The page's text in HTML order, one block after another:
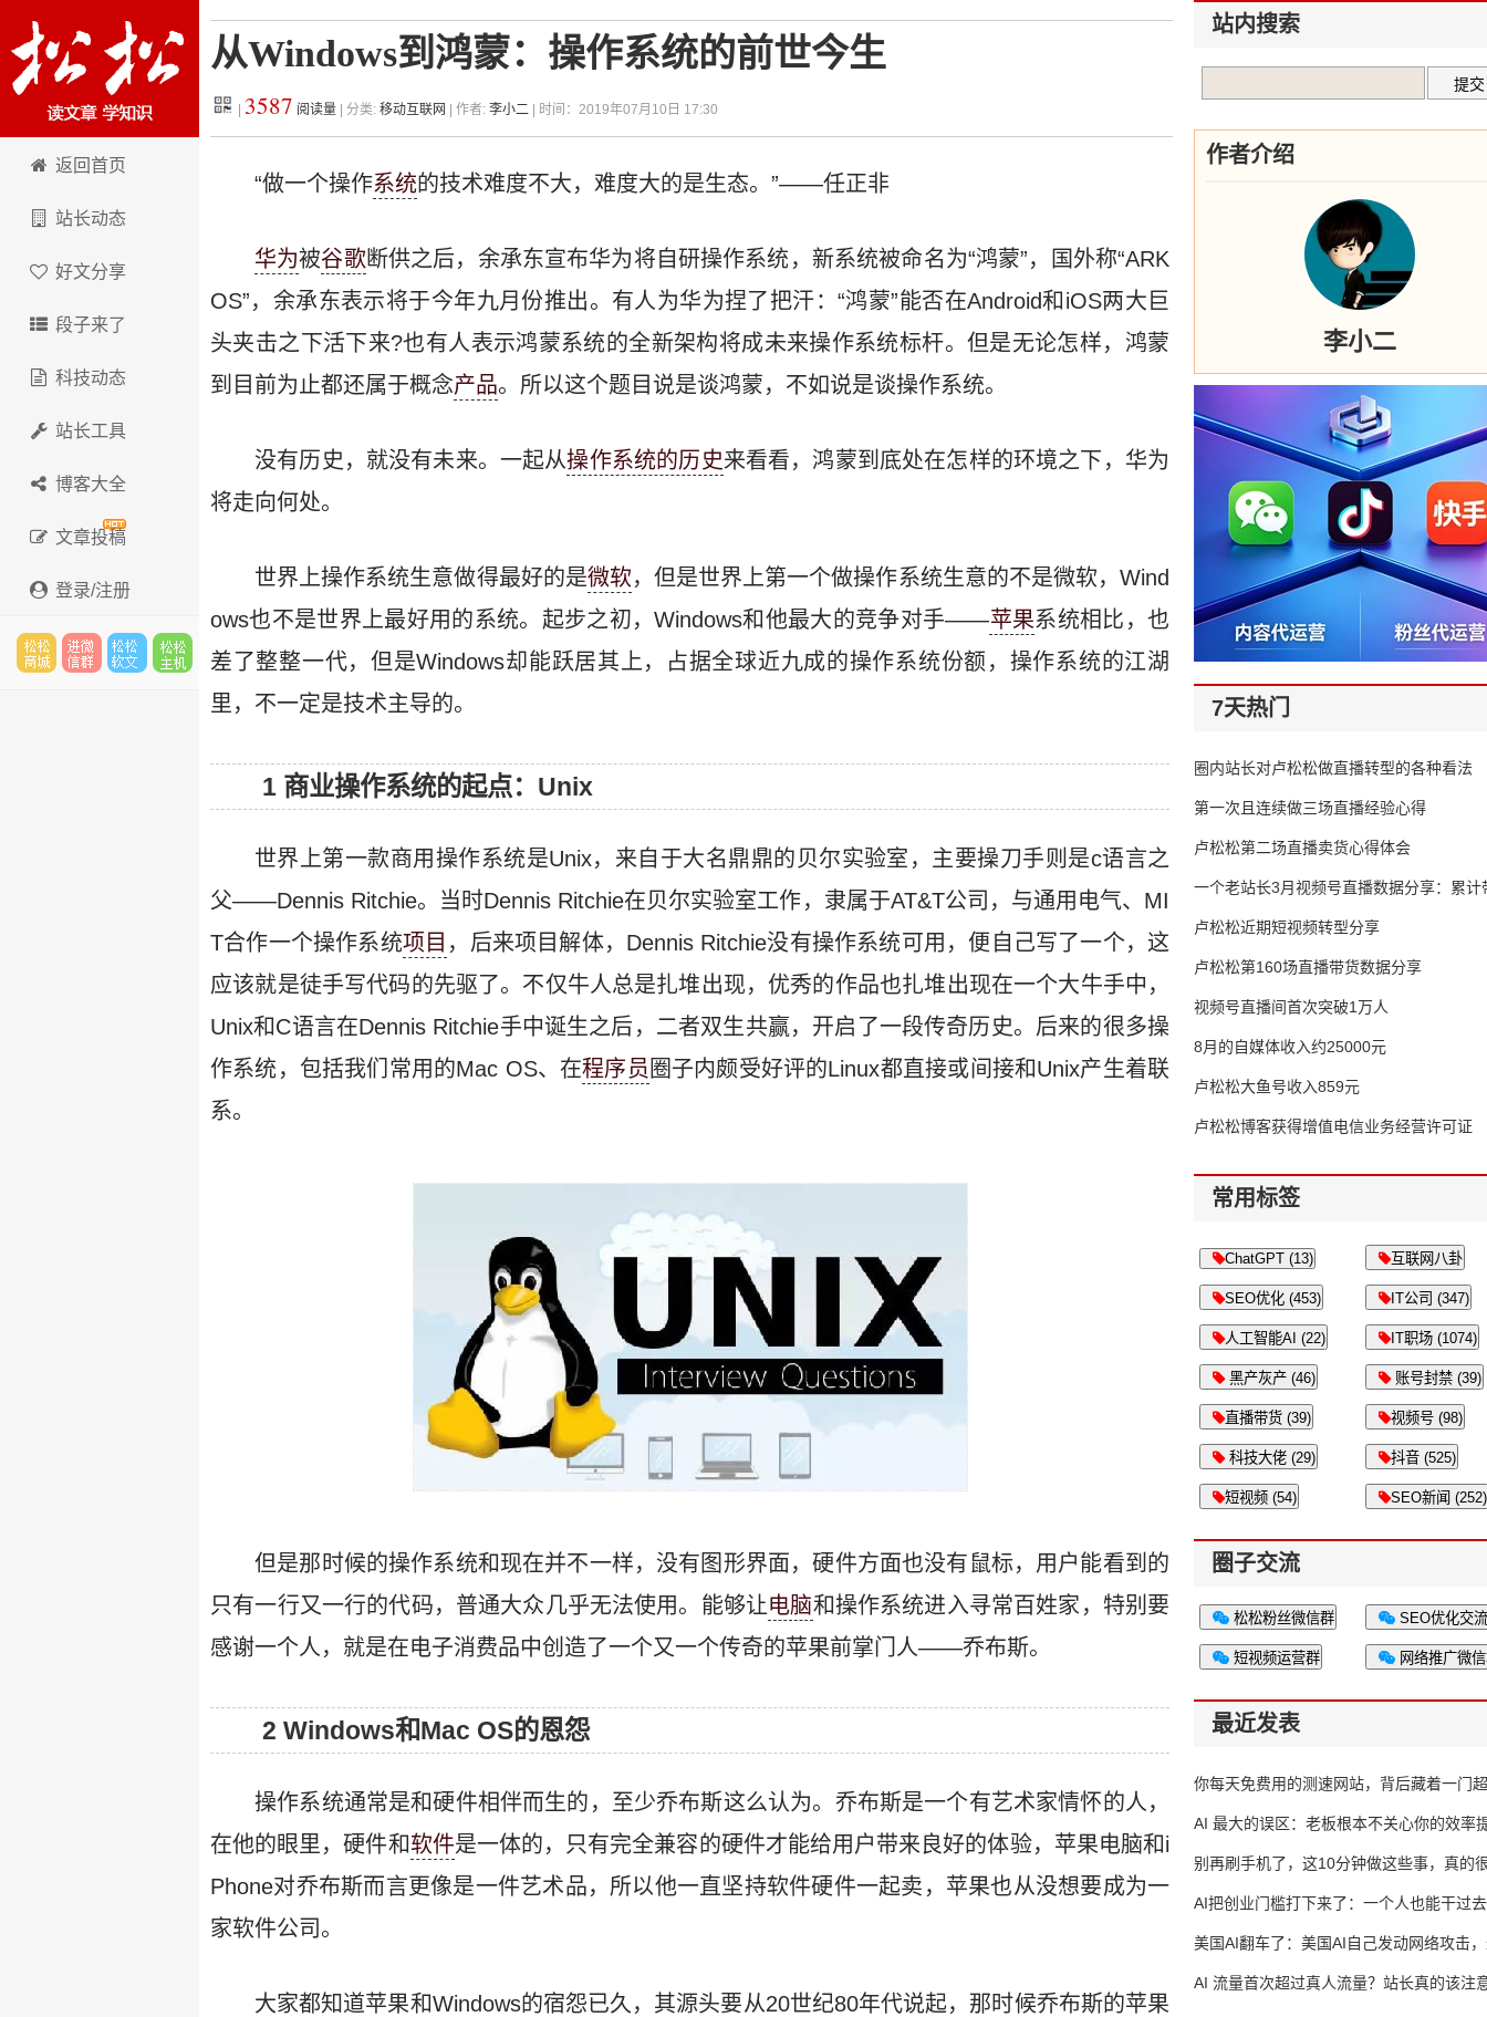
松松科技
返回首页
站长动态
好文分享
段子来了
科技动态
站长工具
博客大全
文章投稿
登录/注册
从Windows到鸿蒙：操作系统的前世今生
3587 阅读量 | 分类: 移动互联网 | 作者: 李小二 | 时间：2019年07月10日 17:30
“做一个操作系统的技术难度不大，难度大的是生态。”——任正非
华为被谷歌断供之后，余承东宣布华为将自研操作系统，新系统被命名为“鸿蒙”，国外称“ARK
OS”，余承东表示将于今年九月份推出。有人为华为捏了把汗：“鸿蒙”能否在Android和iOS两大巨
头夹击之下活下来?也有人表示鸿蒙系统的全新架构将成未来操作系统标杆。但是无论怎样，鸿蒙
到目前为止都还属于概念产品。所以这个题目说是谈鸿蒙，不如说是谈操作系统。
没有历史，就没有未来。一起从操作系统的历史来看看，鸿蒙到底处在怎样的环境之下，华为
将走向何处。
世界上操作系统生意做得最好的是微软，但是世界上第一个做操作系统生意的不是微软，Wind
ows也不是世界上最好用的系统。起步之初，Windows和他最大的竞争对手——苹果系统相比，也
差了整整一代，但是Windows却能跃居其上，占据全球近九成的操作系统份额，操作系统的江湖
里，不一定是技术主导的。
1 商业操作系统的起点：Unix
世界上第一款商用操作系统是Unix，来自于大名鼎鼎的贝尔实验室，主要操刀手则是c语言之
父——Dennis Ritchie。当时Dennis Ritchie在贝尔实验室工作，隶属于AT&T公司，与通用电气、MI
T合作一个操作系统项目 ，后来项目解体，Dennis Ritchie没有操作系统可用，便自己写了一个，这
应该就是徒手写代码的先驱了。不仅牛人总是扎堆出现，优秀的作品也扎堆出现在一个大牛手中，
Unix和C语言在Dennis Ritchie手中诞生之后，二者双生共赢，开启了一段传奇历史。后来的很多操
作系统，包括我们常用的Mac OS、在程序员 圈子内颇受好评的Linux都直接或间接和Unix产生着联
系。
但是那时候的操作系统和现在并不一样，没有图形界面，硬件方面也没有鼠标，用户能看到的
只有一行又一行的代码，普通大众几乎无法使用。能够让电脑和操作系统进入寻常百姓家，特别要
感谢一个人，就是在电子消费品中创造了一个又一个传奇的苹果前掌门人——乔布斯。
2 Windows和Mac OS的恩怨
操作系统通常是和硬件相伴而生的，至少乔布斯这么认为。乔布斯是一个有艺术家情怀的人，
在他的眼里，硬件和软件是一体的，只有完全兼容的硬件才能给用户带来良好的体验，苹果电脑和i
Phone对乔布斯而言更像是一件艺术品，所以他一直坚持软件硬件一起卖，苹果也从没想要成为一
家软件公司。
大家都知道苹果和Windows的宿怨已久，其源头要从20世纪80年代说起，那时候乔布斯的苹果
站内搜索
作者介绍
李小二
7天热门
圈内站长对卢松松做直播转型的各种看法
第一次且连续做三场直播经验心得
卢松松第二场直播卖货心得体会
一个老站长3月视频号直播数据分享：累计
65万
卢松松近期短视频转型分享
卢松松第160场直播带货数据分享
视频号直播间首次突破1万人
8月的自媒体收入约25000元
卢松松大鱼号收入859元
卢松松博客获得增值电信业务经营许可证
常用标签
ChatGPT (13) 互联网八卦
SEO优化 (453) IT公司 (347)
人工智能AI (22) IT职场 (1074)
黑产灰产 (46) 账号封禁 (39)
直播带货 (39) 视频号 (98)
科技大佬 (29) 抖音 (525)
短视频 (54) SEO新闻 (252)
圈子交流
松松粉丝微信群 SEO优化交
短视频运营群 网络推广微
最近发表
你每天免费用的测速网站，背后藏着一门
生意
AI 最大的误区：老板根本不关心你的效率
别再刷手机了，这10分钟做这些事，真的
AI把创业门槛打下来了：一个人也能干过
人的活
美国AI翻车了：美国AI自己发动网络攻击
竟然靠中国AI帮忙善后
AI 流量首次超过真人流量？站长真的该注